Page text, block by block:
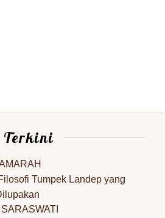
Terkini
Tumpek Landep yang